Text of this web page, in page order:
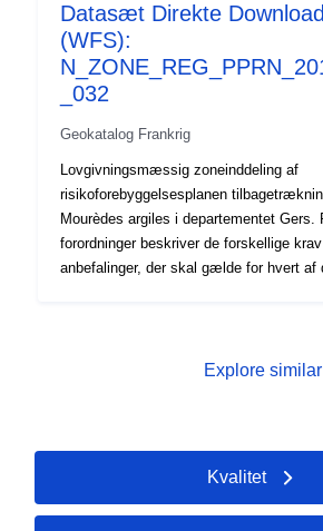
fremtidige) er nogle af disse krav
simpelthen anbefalede. Den godkendte RPP er en
offentlig servitut og kan gøres
tredjemand.
Datasæt Direkte
(WFS):
_032
Geokatalog Frankrig
Lovgivningsmæssig zoneinddeling af
risikoforebyggelsesplanen
Mourèdes argiles i departementet Gers.
forordninger beskriver de forskellige
anbefalinger, der skal gælde for hvert af
dem gælder dog også for eksisterende
Explore
Kvalitet